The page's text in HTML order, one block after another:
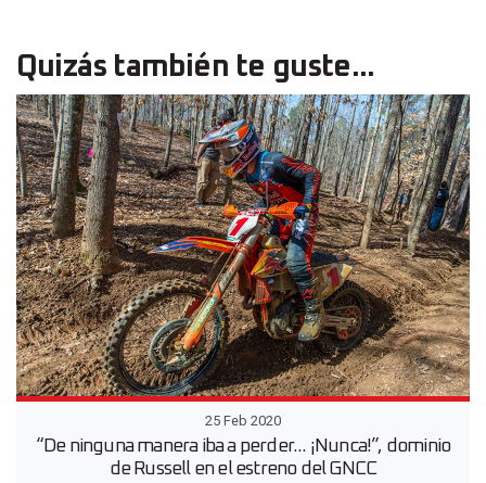
Quizás también te guste...
25 Feb 2020
“De ninguna manera iba a perder... ¡Nunca!”, dominio
de Russell en el estreno del GNCC